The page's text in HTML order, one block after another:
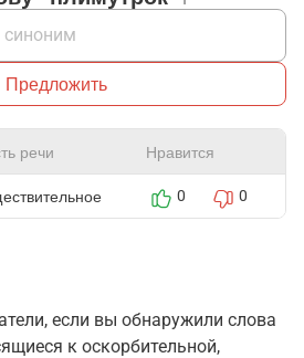
Предложить
речи Нравится
0 0
если вы обнаружили слова
к оскорбительной,